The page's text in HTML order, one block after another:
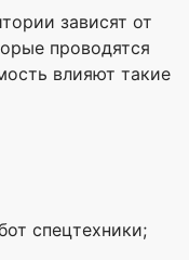
зависят от
проводятся
влияют такие
спецтехники;